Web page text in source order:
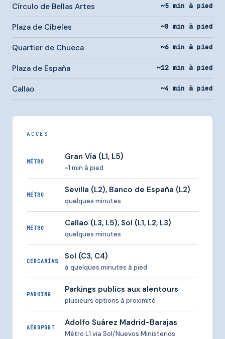
Círculo de Bellas Artes ~5 min à pied
Plaza de Cibeles ~8 min à pied
Quartier de Chueca ~6 min à pied
Plaza de España ~12 min à pied
Callao ~4 min à pied
ACCÈS
MÉTRO
Gran Vía (L1, L5)
~1 min à pied
MÉTRO
Sevilla (L2), Banco de España (L2)
quelques minutes
MÉTRO
Callao (L3, L5), Sol (L1, L2, L3)
quelques minutes
CERCANÍAS
Sol (C3, C4)
à quelques minutes à pied
PARKING
Parkings publics aux alentours
plusieurs options à proximité
AÉROPORT
Adolfo Suárez Madrid-Barajas
Métro L1 via Sol/Nuevos Ministerios